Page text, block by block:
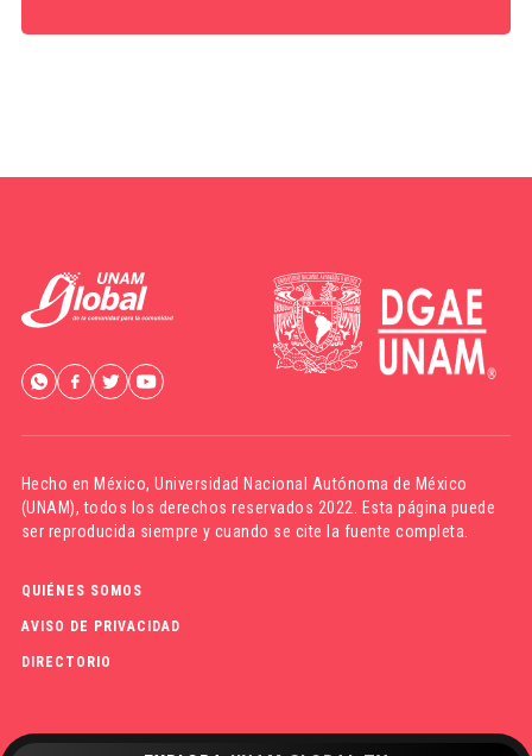
Hecho en México,Universidad Nacional Autónoma de México
(UNAM), todos los derechos reservados 2022. Esta página puede
ser reproducida siempre y cuando se cite la fuente completa.
QUIÉNES SOMOS
AVISO DE PRIVACIDAD
DIRECTORIO